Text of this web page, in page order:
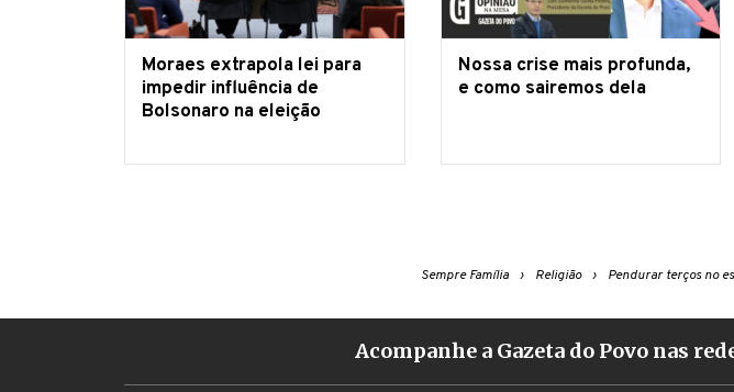
Moraes extrapola lei para
impedir influência de
Bolsonaro na eleição
Nossa crise mais profunda,
e como sairemos dela
Sempre Família Religião Pendurar terços no
Acompanhe a Gazeta do Povo nas